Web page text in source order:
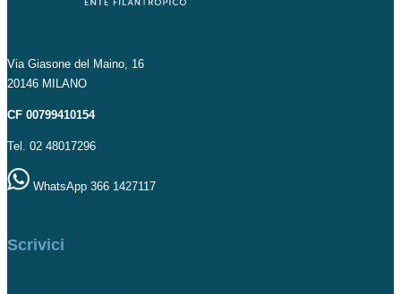
Via Giasone del Maino, 16
20146 MILANO
CF 00799410154
Tel. 02 48017296
WhatsApp 366 1427117
Scrivici